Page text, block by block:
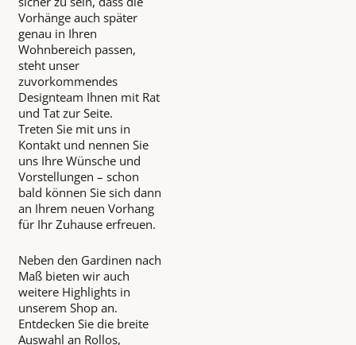
Vorhänge auch später
genau in Ihren
Wohnbereich passen,
steht unser
zuvorkommendes
Designteam Ihnen mit Rat
und Tat zur Seite.
Treten Sie mit uns in
Kontakt und nennen Sie
uns Ihre Wünsche und
Vorstellungen – schon
bald können Sie sich dann
an Ihrem neuen Vorhang
für Ihr Zuhause erfreuen.
Neben den Gardinen nach
Maß bieten wir auch
weitere Highlights in
unserem Shop an.
Entdecken Sie die breite
Auswahl an Rollos,